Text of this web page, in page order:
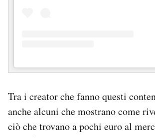
Tra i creator che fanno questi
anche alcuni che mostrano come
ciò che trovano a pochi euro al